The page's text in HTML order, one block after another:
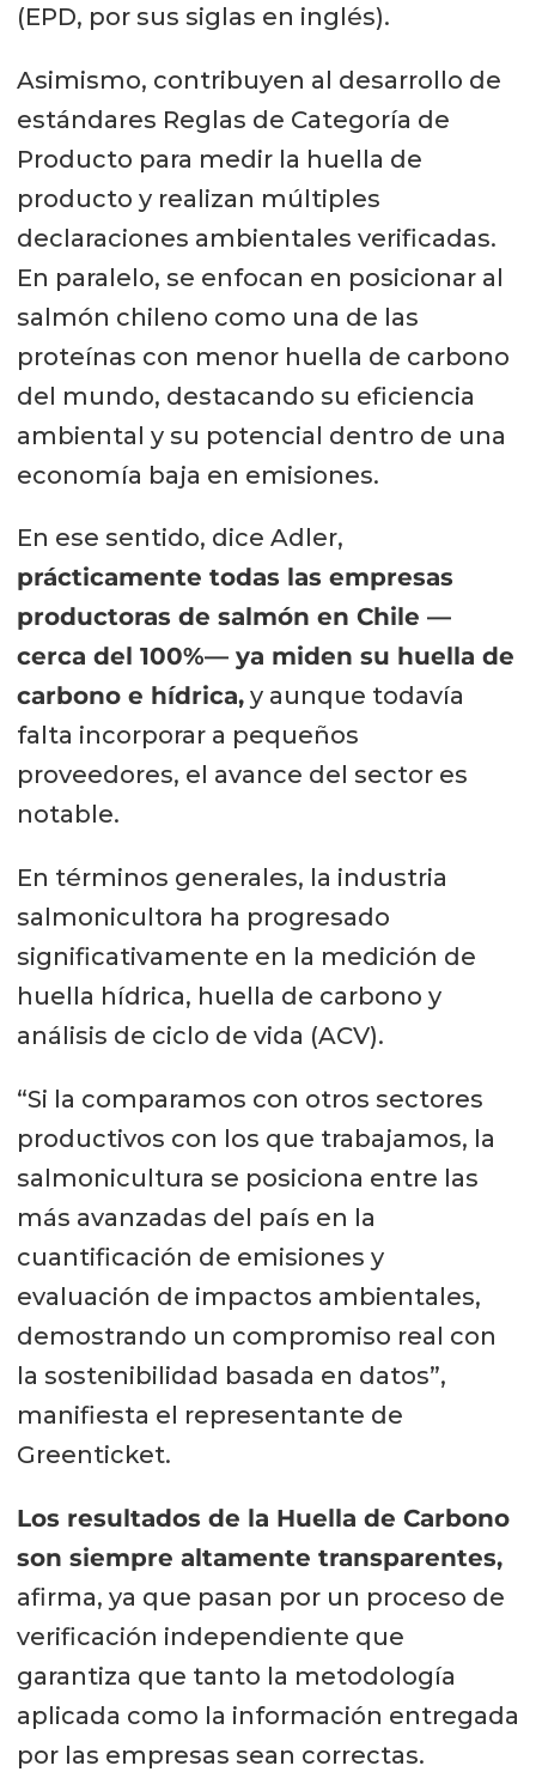
(EPD, por sus siglas en inglés).
Asimismo, contribuyen al desarrollo de
estándares Reglas de Categoría de
Producto para medir la huella de
producto y realizan múltiples
declaraciones ambientales verificadas.
En paralelo, se enfocan en posicionar al
salmón chileno como una de las
proteínas con menor huella de carbono
del mundo, destacando su eficiencia
ambiental y su potencial dentro de una
economía baja en emisiones.
En ese sentido, dice Adler,
prácticamente todas las empresas
productoras de salmón en Chile —
cerca del 100%— ya miden su huella de
carbono e hídrica,y aunque todavía
falta incorporar a pequeños
proveedores, el avance del sector es
notable.
En términos generales, la industria
salmonicultora ha progresado
significativamente en la medición de
huella hídrica, huella de carbono y
análisis de ciclo de vida (ACV).
“Si la comparamos con otros sectores
productivos con los que trabajamos, la
salmonicultura se posiciona entre las
más avanzadas del país en la
cuantificación de emisiones y
evaluación de impactos ambientales,
demostrando un compromiso real con
la sostenibilidad basada en datos”,
manifiesta el representante de
Greenticket.
Los resultados de la Huella de Carbono
son siempre altamente transparentes,
afirma, ya que pasan por un proceso de
verificación independiente que
garantiza que tanto la metodología
aplicada como la información entregada
por las empresas sean correctas.